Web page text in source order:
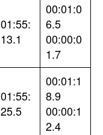
01:55:
13.1
00:01:0
6.5
00:00:0
1.7
01:55:
25.5
00:01:1
8.9
00:00:1
2.4